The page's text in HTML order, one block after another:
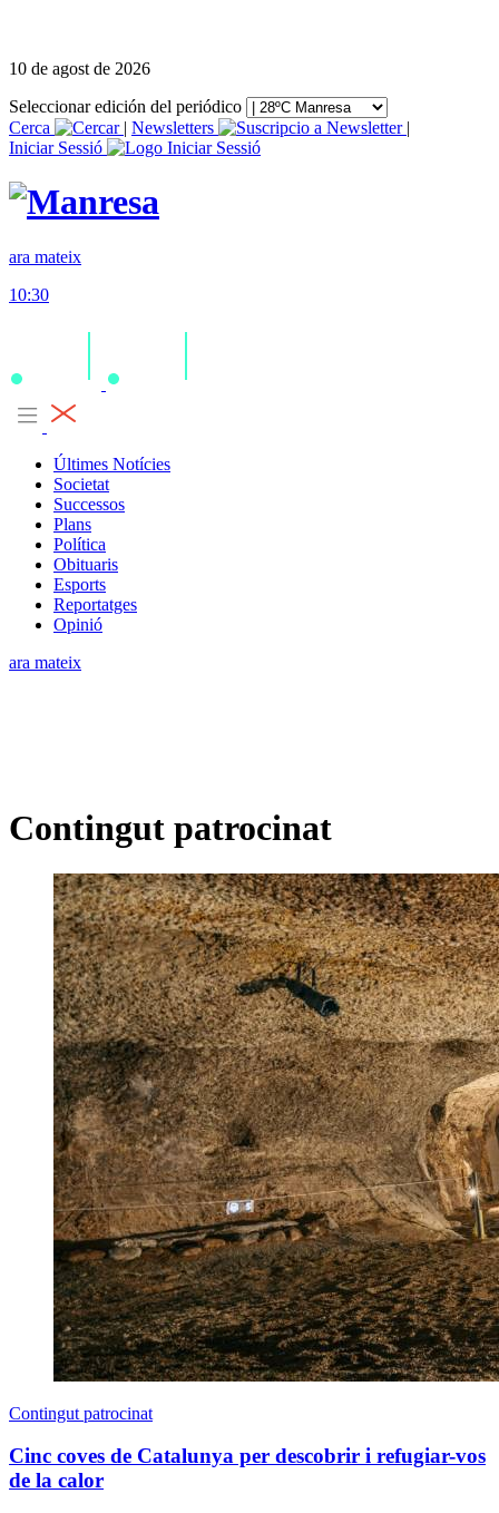
10 de agost de 2026
Seleccionar edición del periódico
Cerca
| Newsletters
|
Iniciar Sessió
ara mateix
10:30
Últimes Notícies
Societat
Successos
Plans
Política
Obituaris
Esports
Reportatges
Opinió
ara mateix
Contingut patrocinat
Contingut patrocinat
Cinc coves de Catalunya per descobrir i refugiar-vos
de la calor